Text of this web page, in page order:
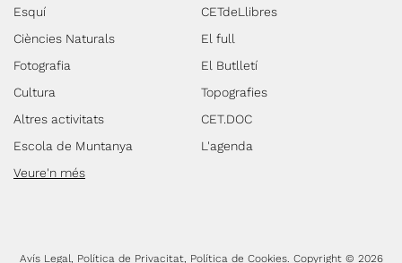
Esquí
Ciències Naturals
Fotografia
Cultura
Altres activitats
Escola de Muntanya
Veure'n més
CETdeLlibres
El full
El Butlletí
Topografies
CET.DOC
L'agenda
Avís Legal Política de Privacitat Política de Cookies Copyright © 2026